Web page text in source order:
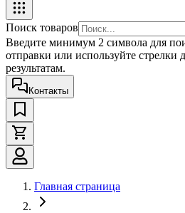
Поиск товаров
Введите минимум 2 символа для
отправки или используйте стрелки
результатам.
Контакты
Главная страница